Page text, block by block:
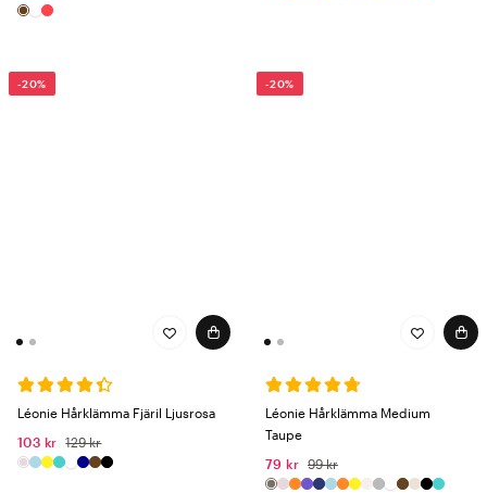
-20%
Léonie Hårklämma Fjäril Ljusrosa
103 kr
129 kr
-20%
Léonie Hårklämma Medium
Taupe
79 kr 99 kr